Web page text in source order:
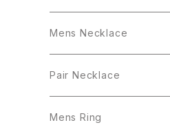
Mens Necklace
Pair Necklace
Mens Ring